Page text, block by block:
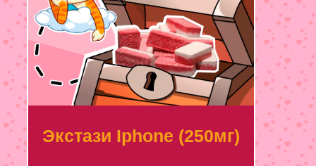
Экстази Iphone (250мг)